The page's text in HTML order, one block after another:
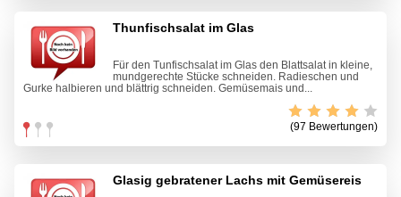
Thunfischsalat im Glas
Für den Tunfischsalat im Glas den Blattsalat in kleine,
mundgerechte Stücke schneiden. Radieschen und
Gurke halbieren und blättrig schneiden. Gemüsemais und...
(97 Bewertungen)
Glasig gebratener Lachs mit Gemüsereis